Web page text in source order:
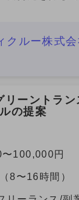
metoree.com/ ★導入
業界でもデジ
ます。 この
掲載を通じた
大しています。
ス組織の拡大
ムの特徴】
の外国人労働
なIPOを見据
視野に入れな
いて、中途人材
ドいただける
歴、業務ご経
須2】下記、「
クルー株式会
リーントラ
の提案
100,000円
8〜16時間）